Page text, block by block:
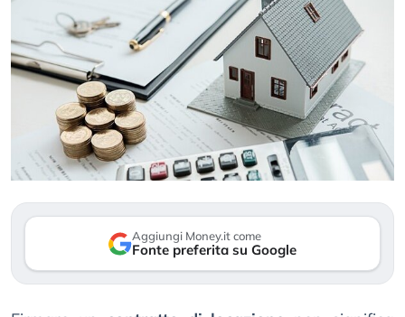
Aggiungi Money.it come
Fonte preferita su Google